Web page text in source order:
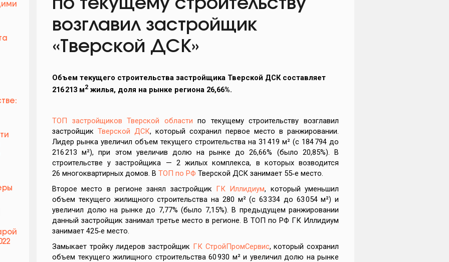
возглавил застройщик
«Тверской ДСК»
Объем текущего строительства застройщика Тверской ДСКсоставляет
216 213 м2 жилья, доля на рынке региона 26,66%.
ТОП застройщиков Тверской области по текущему строительству возглавил
застройщик Тверской ДСК, который сохранил первое место в ранжировании.
Лидер рынка увеличил объем текущего строительства на 31 419 м² (с 184 794 до
216 213 м²), при этом увеличив долю на рынке до 26,66% (было 20,85%). В
строительстве у застройщика — 2 жилых комплекса, в которых возводится
26 многоквартирных домов. В ТОП по РФ Тверской ДСК занимает 55‑е место.
Второе место в регионе занял застройщик ГК Иллидиум, который уменьшил
объем текущего жилищного строительства на 280 м² (с 63 334 до 63 054 м²) и
увеличил долю на рынке до 7,77% (было 7,15%). В предыдущем ранжировании
данный застройщик занимал третье место в регионе. В ТОП по РФ ГК Иллидиум
занимает 425‑е место.
Замыкает тройку лидеров застройщик ГК СтройПромСервис, который сохранил
объем текущего жилищного строительства 60 930 м² и увеличил долю на рынке